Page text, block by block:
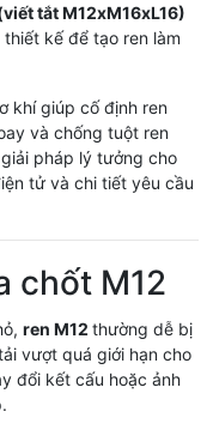
tắt M12xM16xL16)
kế để tạo ren làm
khí giúp cố định ren
và chống tuột ren
pháp lý tưởng cho
tử và chi tiết yêu cầu
chốt M12
ren M12 thường dễ bị
vượt quá giới hạn cho
đổi kết cấu hoặc ảnh